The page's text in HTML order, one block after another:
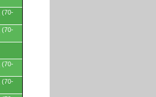
(70-
(70-
(70-
(70-